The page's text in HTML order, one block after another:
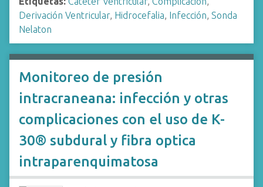
Derivación Ventricular, Hidrocefalia, Infección, Sonda
Nelaton
Monitoreo de presión
intracraneana: infección y otras
complicaciones con el uso de K-
30® subdural y fibra optica
intraparenquimatosa